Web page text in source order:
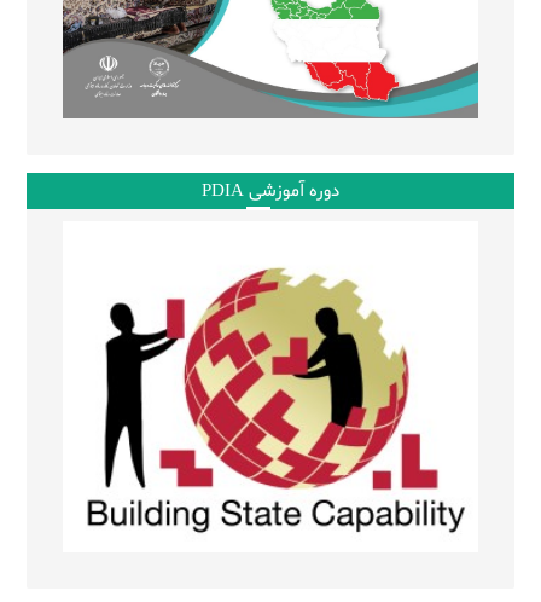
دوره آموزشی PDIA